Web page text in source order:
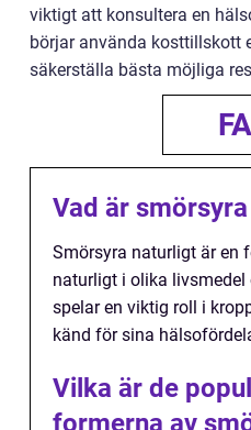
viktigt att konsultera en
börjar använda kosttillskott
säkerställa bästa möjliga
Vad är
Smörsyra naturligt är en
naturligt i olika livsmedel
spelar en viktig roll i
känd för sina
Vilka är de
formerna av